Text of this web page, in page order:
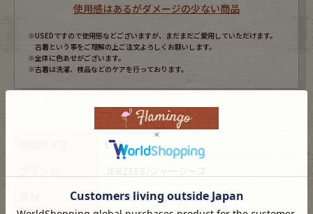
使用感はあるがダメージの少ない商品
※USEDですので使用感などございますが、まだまだご愛用していただけます。
古着という事をご理解の上ご注文よろしくお願いします。
※全体に色あせがございます。
※古着は洗濯、検品などのケアを行っております。
L
cotton50%,polyester50%